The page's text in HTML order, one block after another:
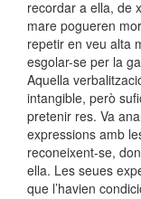
recordar a ella, de
mare pogueren
repetir en veu alta
esgolar-se per la
Aquella
intangible, però
pretenir res. Va
expressions amb
reconeixent-se,
ella. Les seues
que l’havien